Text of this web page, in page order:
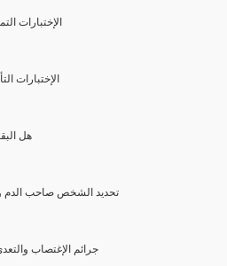
(11)
(12)
(13) هل
(14) تحديد الشخص صاحب
5- جرائم الإغتصاب